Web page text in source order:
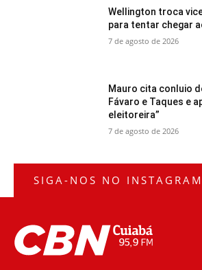
Wellington troca
para tentar chegar
7 de agosto de 2026
Mauro cita conluio
Fávaro e Taques e
eleitoreira”
7 de agosto de 2026
SIGA-NOS NO INSTAGRAM